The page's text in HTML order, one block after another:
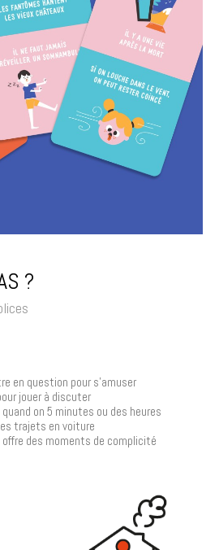
?
en question pour s'amuser
jouer à discuter
on 5 minutes ou des heures
trajets en voiture
des moments de complicité